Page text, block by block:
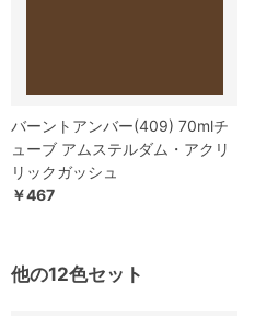
バーントアンバー(409) 70mlチ
ューブ アムステルダム・アクリ
リックガッシュ
￥467
他の12色セット